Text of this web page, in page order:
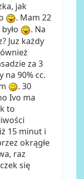
jak
. Mam 22
. Na
Juz każdy
za 3
90% cc.
. 30
Ivo ma
to
15 minut i
okrągłe
raz
się